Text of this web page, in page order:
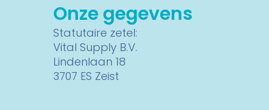
Onze gegevens
Statutaire zetel:
Vital Supply B.V.
Lindenlaan 18
3707 ES Zeist